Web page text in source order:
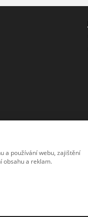
a používání webu, zajištění
obsahu a reklam.